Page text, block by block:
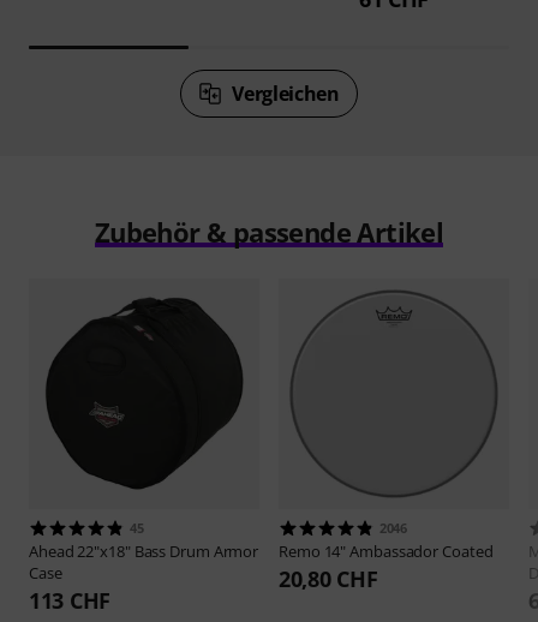
Vergleichen
Zubehör & passende Artikel
45
Ahead 22"x18" Bass Drum Armor
Case
113 CHF
2046
Remo 14" Ambassador Coated
20,80 CHF